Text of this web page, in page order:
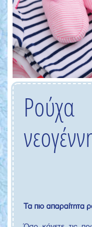
Τα πιο απαραίτητα